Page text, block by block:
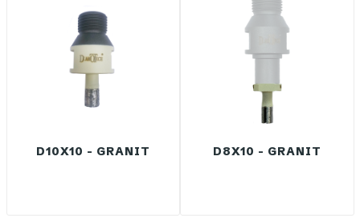
D10X10 - GRANIT D8X10 - GRANIT